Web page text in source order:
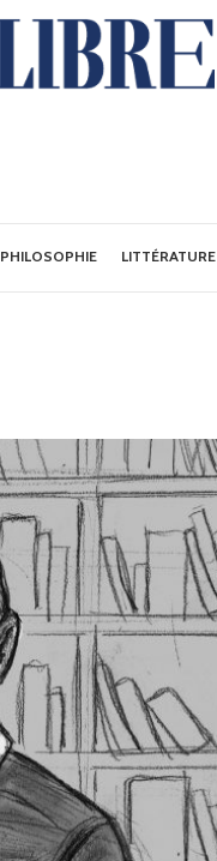
PHILOSOPHIE LITTÉRATURE